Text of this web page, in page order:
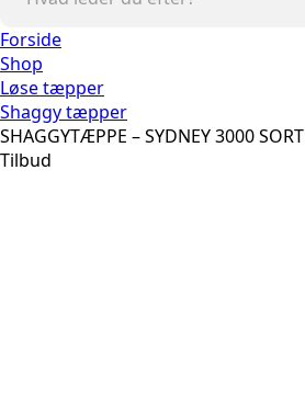
Forside
Shop
Løse tæpper
Shaggy tæpper
SHAGGYTÆPPE – SYDNEY 3000 SORT
Tilbud